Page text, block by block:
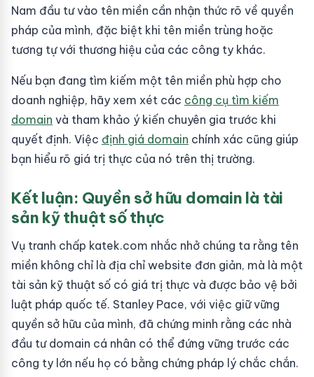
Nam đầu tư vào tên miền cần nhận thức rõ về quyền
pháp của mình, đặc biệt khi tên miền trùng hoặc
tương tự với thương hiệu của các công ty khác.
Nếu bạn đang tìm kiếm một tên miền phù hợp cho
doanh nghiệp, hãy xem xét các công cụ tìm kiếm
domain và tham khảo ý kiến chuyên gia trước khi
quyết định. Việc định giá domain chính xác cũng giúp
bạn hiểu rõ giá trị thực của nó trên thị trường.
Kết luận: Quyền sở hữu domain là tài
sản kỹ thuật số thực
Vụ tranh chấp katek.com nhắc nhở chúng ta rằng tên
miền không chỉ là địa chỉ website đơn giản, mà là một
tài sản kỹ thuật số có giá trị thực và được bảo vệ bởi
luật pháp quốc tế. Stanley Pace, với việc giữ vững
quyền sở hữu của mình, đã chứng minh rằng các nhà
đầu tư domain cá nhân có thể đứng vững trước các
công ty lớn nếu họ có bằng chứng pháp lý chắc chắn.